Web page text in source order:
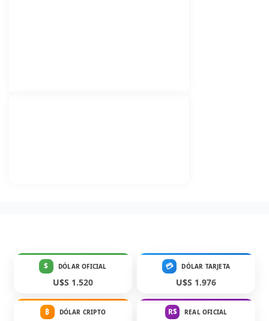
$ DÓLAR OFICIAL
U$S 1.520
💳 DÓLAR TARJETA
U$S 1.976
₿ DÓLAR CRIPTO R$ REAL OFICIAL